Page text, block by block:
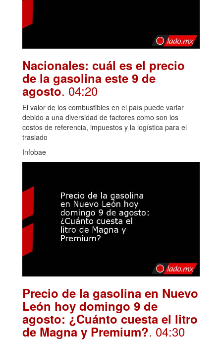
Nacionales: cuál es el precio
de la gasolina este 9 de
agosto. 04:20
El valor de los combustibles en el país puede variar
debido a una diversidad de factores como son los
costos de referencia, impuestos y la logística para el
traslado
Infobae
Precio de la gasolina en Nuevo
León hoy domingo 9 de
agosto: ¿Cuánto cuesta el litro
de Magna y Premium?. 04:30